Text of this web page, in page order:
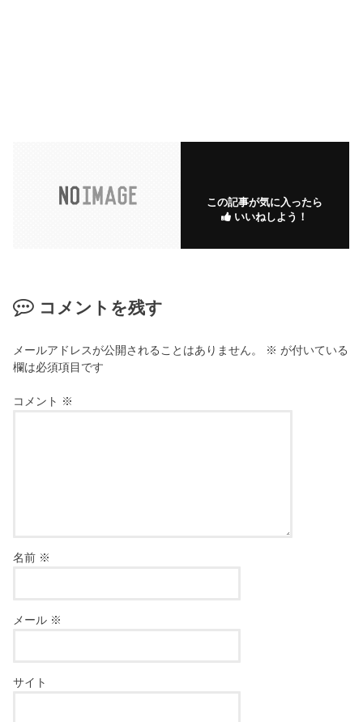
この記事が気に入ったら
いいねしよう！
コメントを残す
メールアドレスが公開されることはありません。 ※ が付いている
欄は必須項目です
コメント ※
名前 ※
メール ※
サイト